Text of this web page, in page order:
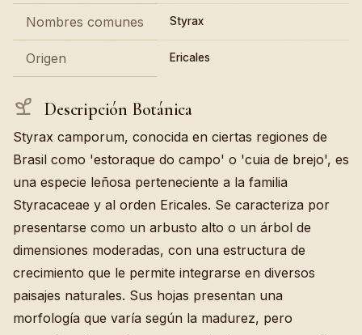
Nombres comunes Styrax
Origen Ericales
Descripción Botánica
Styrax camporum, conocida en ciertas regiones de
Brasil como 'estoraque do campo' o 'cuia de brejo', es
una especie leñosa perteneciente a la familia
Styracaceae y al orden Ericales. Se caracteriza por
presentarse como un arbusto alto o un árbol de
dimensiones moderadas, con una estructura de
crecimiento que le permite integrarse en diversos
paisajes naturales. Sus hojas presentan una
morfología que varía según la madurez, pero